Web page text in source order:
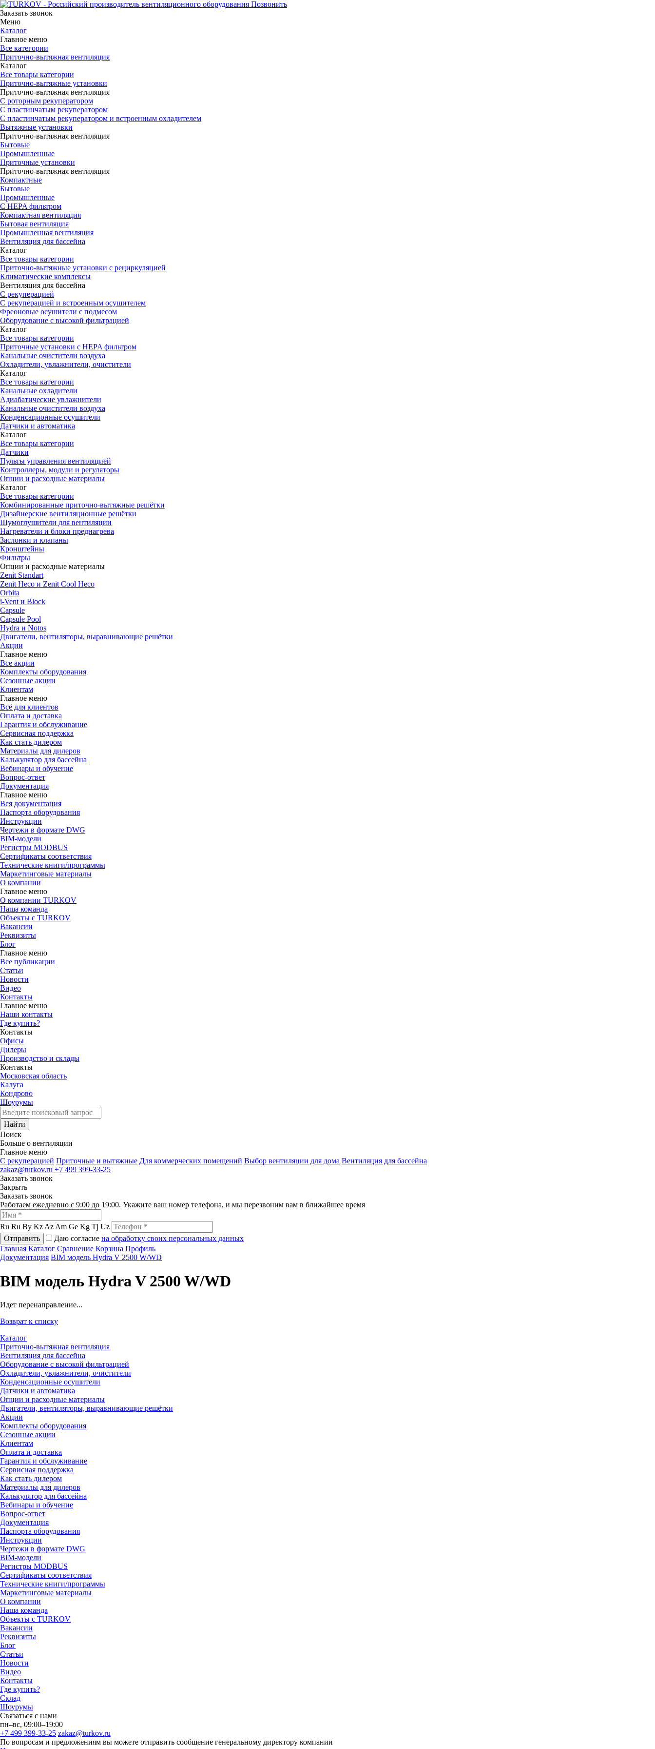
Позвонить
Заказать звонок
Меню
Каталог
Главное меню
Все категории
Приточно-вытяжная вентиляция
Каталог
Все товары категории
Приточно-вытяжные установки
Приточно-вытяжная вентиляция
С роторным рекуператором
С пластинчатым рекуператором
С пластинчатым рекуператором и встроенным охладителем
Вытяжные установки
Приточно-вытяжная вентиляция
Бытовые
Промышленные
Приточные установки
Приточно-вытяжная вентиляция
Компактные
Бытовые
Промышленные
С HEPA фильтром
Компактная вентиляция
Бытовая вентиляция
Промышленная вентиляция
Вентиляция для бассейна
Каталог
Все товары категории
Приточно-вытяжные установки с рециркуляцией
Климатические комплексы
Вентиляция для бассейна
С рекуперацией
С рекуперацией и встроенным осушителем
Фреоновые осушители с подмесом
Оборудование с высокой фильтрацией
Каталог
Все товары категории
Приточные установки c HEPA фильтром
Канальные очистители воздуха
Охладители, увлажнители, очистители
Каталог
Все товары категории
Канальные охладители
Адиабатические увлажнители
Канальные очистители воздуха
Конденсационные осушители
Датчики и автоматика
Каталог
Все товары категории
Датчики
Пульты управления вентиляцией
Контроллеры, модули и регуляторы
Опции и расходные материалы
Каталог
Все товары категории
Комбинированные приточно-вытяжные решётки
Дизайнерские вентиляционные решётки
Шумоглушители для вентиляции
Нагреватели и блоки преднагрева
Заслонки и клапаны
Кронштейны
Фильтры
Опции и расходные материалы
Zenit Standart
Zenit Heco и Zenit Cool Heco
Orbita
i-Vent и Block
Capsule
Capsule Pool
Hydra и Notos
Двигатели, вентиляторы, выравнивающие решётки
Акции
Главное меню
Все акции
Комплекты оборудования
Сезонные акции
Клиентам
Главное меню
Всё для клиентов
Оплата и доставка
Гарантия и обслуживание
Сервисная поддержка
Как стать дилером
Материалы для дилеров
Калькулятор для бассейна
Вебинары и обучение
Вопрос-ответ
Документация
Главное меню
Вся документация
Паспорта оборудования
Инструкции
Чертежи в формате DWG
BIM-модели
Регистры MODBUS
Сертификаты соответствия
Технические книги/программы
Маркетинговые материалы
О компании
Главное меню
О компании TURKOV
Наша команда
Объекты с TURKOV
Вакансии
Реквизиты
Блог
Главное меню
Все публикации
Статьи
Новости
Видео
Контакты
Главное меню
Наши контакты
Где купить?
Контакты
Офисы
Дилеры
Производство и склады
Контакты
Московская область
Калуга
Кондрово
Шоурумы
Найти
Поиск
Больше о вентиляции
Главное меню
C рекуперацией Приточные и вытяжные Для коммерческих помещений Выбор вентиляции для дома Вентиляция для бассейна
zakaz@turkov.ru +7 499 399-33-25
Заказать звонок
Закрыть
Заказать звонок
Работаем ежедневно с 9:00 до 19:00. Укажите ваш номер телефона, и мы перезвоним вам в ближайшее время
Ru Ru By Kz Az Am Ge Kg Tj Uz
Отправить
Даю согласие на обработку своих персональных данных
Главная Каталог Сравнение Корзина Профиль
Документация BIM модель Hydra V 2500 W/WD
BIM модель Hydra V 2500 W/WD
Идет перенаправление...
Возврат к списку
Каталог
Приточно-вытяжная вентиляция
Вентиляция для бассейна
Оборудование с высокой фильтрацией
Охладители, увлажнители, очистители
Конденсационные осушители
Датчики и автоматика
Опции и расходные материалы
Двигатели, вентиляторы, выравнивающие решётки
Акции
Комплекты оборудования
Сезонные акции
Клиентам
Оплата и доставка
Гарантия и обслуживание
Сервисная поддержка
Как стать дилером
Материалы для дилеров
Калькулятор для бассейна
Вебинары и обучение
Вопрос-ответ
Документация
Паспорта оборудования
Инструкции
Чертежи в формате DWG
BIM-модели
Регистры MODBUS
Сертификаты соответствия
Технические книги/программы
Маркетинговые материалы
О компании
Наша команда
Объекты с TURKOV
Вакансии
Реквизиты
Блог
Статьи
Новости
Видео
Контакты
Где купить?
Склад
Шоурумы
Связаться с нами
пн–вс, 09:00–19:00
+7 499 399-33-25 zakaz@turkov.ru
По вопросам и предложениям вы можете отправить сообщение генеральному директору компании